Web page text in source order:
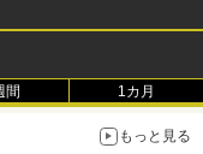
間 1カ月
もっと見る